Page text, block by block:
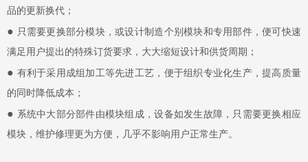
品的更新换代；
● 只需要更换部分模块，或设计制造个别模块和专用部件，便可快速
满足用户提出的特殊订货要求，大大缩短设计和供货周期；
● 有利于采用成组加工等先进工艺，便于组织专业化生产，提高质量
的同时降低成本；
● 系统中大部分部件由模块组成，设备如发生故障，只需要更换相应
模块，维护修理更为方便，几乎不影响用户正常生产。